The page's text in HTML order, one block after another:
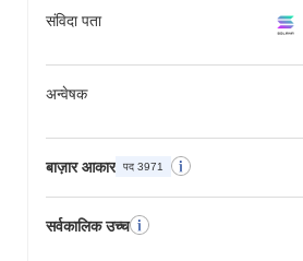
संविदा पता
अन्वेषक
बाज़ार आकार पद 3971
सर्वकालिक उच्च